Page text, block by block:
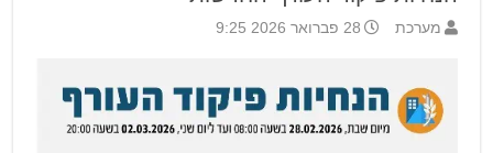
מערכת 28 פברואר 2026 9:25